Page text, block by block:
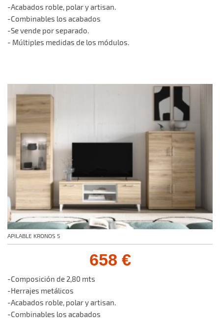
-Acabados roble, polar y artisan.
-Combinables los acabados
-Se vende por separado.
- Múltiples medidas de los módulos.
APILABLE KRONOS 5
658 €
-Composición de 2,80 mts
-Herrajes metálicos
-Acabados roble, polar y artisan.
-Combinables los acabados